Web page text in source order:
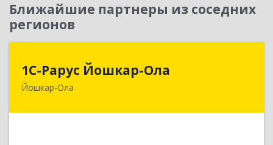
Ближайшие партнеры из соседних
регионов
1С-Рарус Йошкар-Ола
Йошкар-Ола
424004, Марий Эл Респ, Йошкар-Ола г, Волкова